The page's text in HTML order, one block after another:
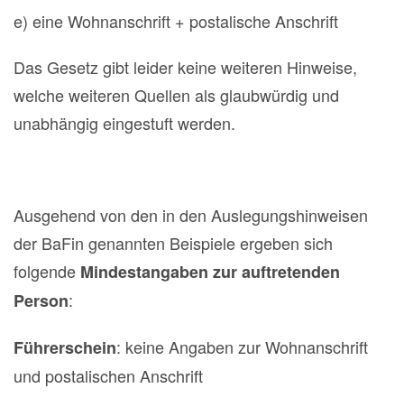
e) eine Wohnanschrift + postalische Anschrift
Das Gesetz gibt leider keine weiteren Hinweise,
welche weiteren Quellen als glaubwürdig und
unabhängig eingestuft werden.
Ausgehend von den in den Auslegungshinweisen
der BaFin genannten Beispiele ergeben sich
folgende Mindestangaben zur auftretenden
Person:
Führerschein: keine Angaben zur Wohnanschrift
und postalischen Anschrift